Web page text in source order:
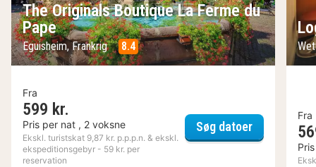
The Originals Boutique La Ferme du
Pape
Eguisheim, Frankrig 8.4
Fra
599 kr.
Pris per nat , 2 voksne
Ekskl. turistskat 9,87 kr. p.p.p.n. & ekskl.
ekspeditionsgebyr - 59 kr. per
reservation
Søg datoerThe
Fra